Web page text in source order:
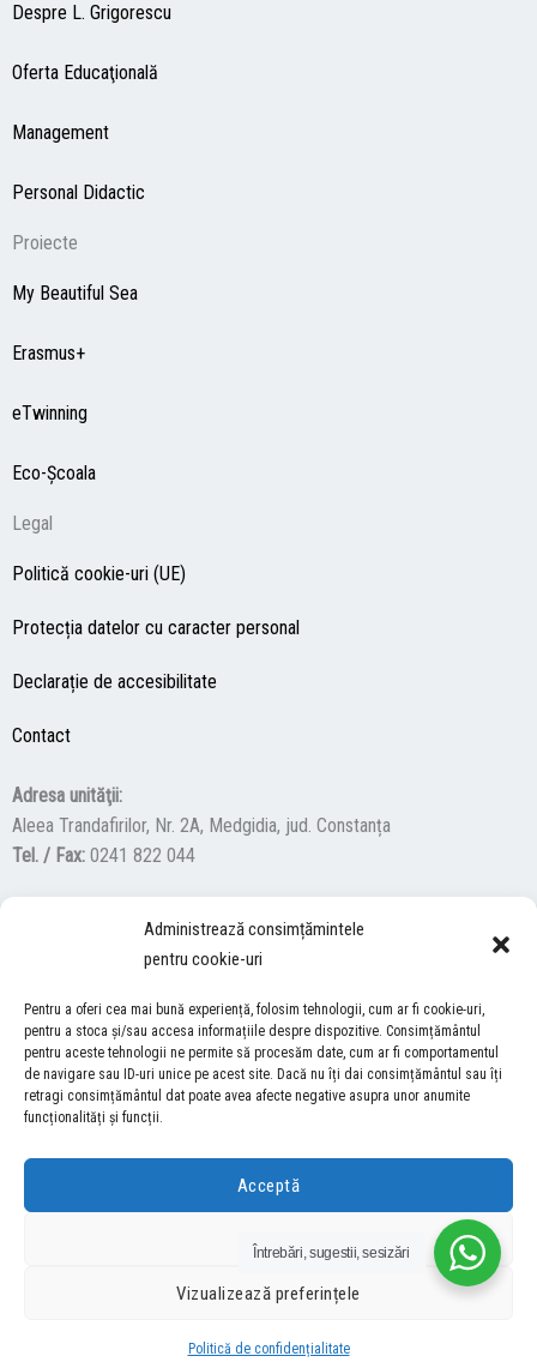
Administrează consimțămintele
pentru cookie-uri
Pentru a oferi cea mai bună experiență, folosim tehnologii, cum ar fi cookie-uri,
pentru a stoca și/sau accesa informațiile despre dispozitive. Consimțământul
pentru aceste tehnologii ne permite să procesăm date, cum ar fi comportamentul
de navigare sau ID-uri unice pe acest site. Dacă nu îți dai consimțământul sau îți
retragi consimțământul dat poate avea afecte negative asupra unor anumite
funcționalități și funcții.
Acceptă
Refuză
Vizualizează preferințele
Politică de confidențialitate
Despre L. Grigorescu
Oferta Educaţională
Management
Personal Didactic
Proiecte
My Beautiful Sea
Erasmus+
eTwinning
Eco-Şcoala
Legal
Politică cookie-uri (UE)
Protecția datelor cu caracter personal
Declarație de accesibilitate
Contact
Adresa unităţii:
Aleea Trandafirilor, Nr. 2A, Medgidia, jud. Constanța
Tel. / Fax: 0241 822 044
F
a
c
e
b
o
k
Y
u
t
u
b
I
s
t
a
g
a
ACCES NEVĂZĂTORI
Descărcați programul NonVisual Desktop Acces, care oferă
persoanelor cu dizabilități vizuale posibilitatea de a consulta site-ul
COPYRIGHT © 2026 ŞCOALA GIMNAZIALĂ “LUCIAN GRIGORESCU” MEDGIDIA
DEZVOLTAT DE SURFVERSE
Întrebări, sugestii, sesizări